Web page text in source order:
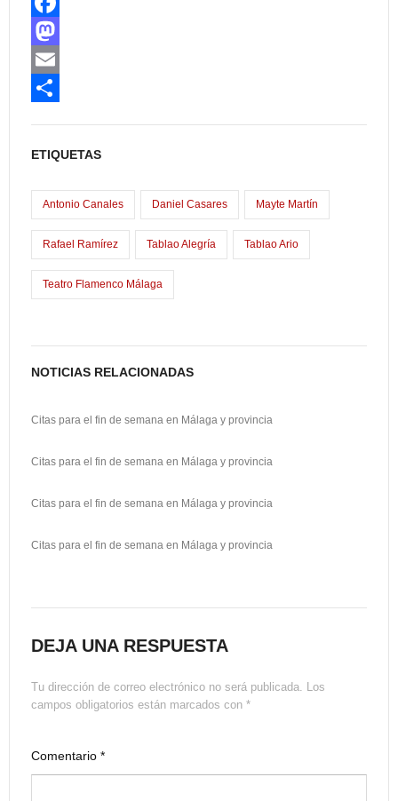
F
a
c
k
M
a
o
n
E
a
r
r
ETIQUETAS
Antonio Canales Daniel Casares Mayte Martín
Rafael Ramírez Tablao Alegría Tablao Ario
Teatro Flamenco Málaga
NOTICIAS RELACIONADAS
Citas para el fin de semana en Málaga y provincia
Citas para el fin de semana en Málaga y provincia
Citas para el fin de semana en Málaga y provincia
Citas para el fin de semana en Málaga y provincia
DEJA UNA RESPUESTA
Tu dirección de correo electrónico no será publicada. Los
campos obligatorios están marcados con *
Comentario *